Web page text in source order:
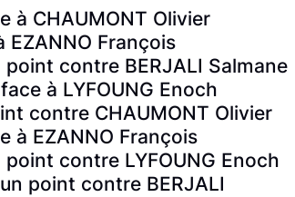
à CHAUMONT Olivier
EZANNO François
contre BERJALI Salmane
à LYFOUNG Enoch
contre CHAUMONT Olivier
à EZANNO François
contre LYFOUNG Enoch
point contre BERJALI